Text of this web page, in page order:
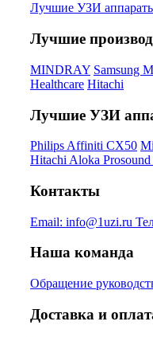
Лучшие УЗИ
Лучшие
MINDRAY Samsung
Healthcare Hitachi
Лучшие УЗИ
Philips Affiniti CX50
Hitachi Aloka Prosound
Контакты
Email: info@1uzi.ru
Наша команда
Обращение
Доставка и